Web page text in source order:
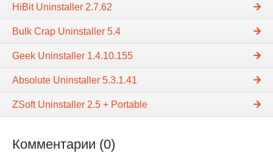
HiBit Uninstaller 2.7.62
Bulk Crap Uninstaller 5.4
Geek Uninstaller 1.4.10.155
Absolute Uninstaller 5.3.1.41
ZSoft Uninstaller 2.5 + Portable
Комментарии (0)